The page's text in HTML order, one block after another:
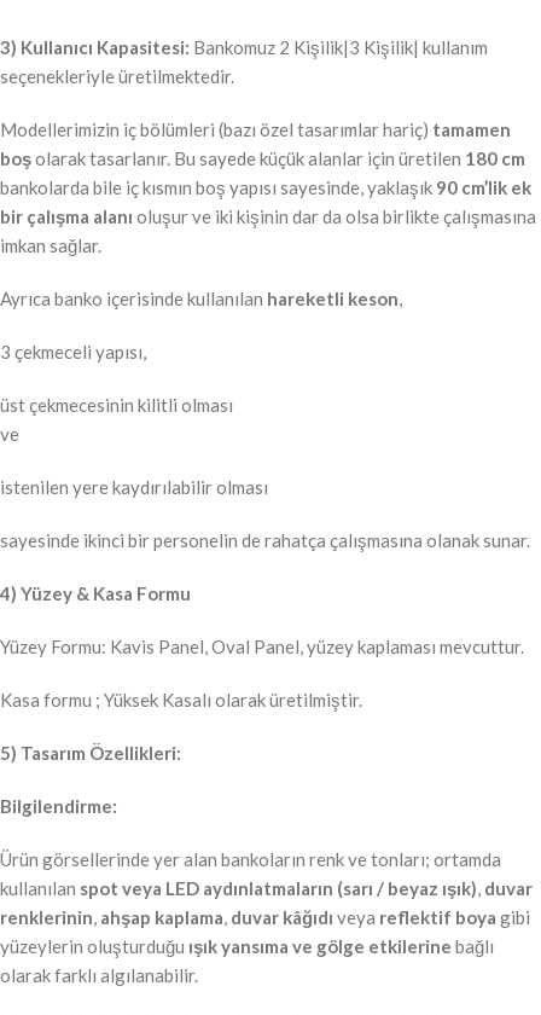
3) Kullanıcı Kapasitesi: Bankomuz 2 Kişilik|3 Kişilik| kullanım
seçenekleriyle üretilmektedir.
Modellerimizin iç bölümleri (bazı özel tasarımlar hariç) tamamen
boşolarak tasarlanır. Bu sayede küçük alanlar için üretilen 180 cm
bankolarda bile iç kısmın boş yapısı sayesinde, yaklaşık 90 cm’lik ek
bir çalışma alanı oluşur ve iki kişinin dar da olsa birlikte çalışmasına
imkan sağlar.
Ayrıca banko içerisinde kullanılan hareketli keson,
3 çekmeceli yapısı,
üst çekmecesinin kilitli olması
ve
istenilen yere kaydırılabilir olması
sayesinde ikinci bir personelin de rahatça çalışmasına olanak sunar.
4) Yüzey & Kasa Formu
Yüzey Formu: Kavis Panel, Oval Panel, yüzey kaplaması mevcuttur.
Kasa formu ; Yüksek Kasalı olarak üretilmiştir.
5) Tasarım Özellikleri:
Bilgilendirme:
Ürün görsellerinde yer alan bankoların renk ve tonları; ortamda
kullanılan spot veya LED aydınlatmaların (sarı / beyaz ışık), duvar
renklerinin, ahşap kaplama, duvar kâğıdı veya reflektif boya gibi
yüzeylerin oluşturduğu ışık yansıma ve gölge etkilerine bağlı
olarak farklı algılanabilir.